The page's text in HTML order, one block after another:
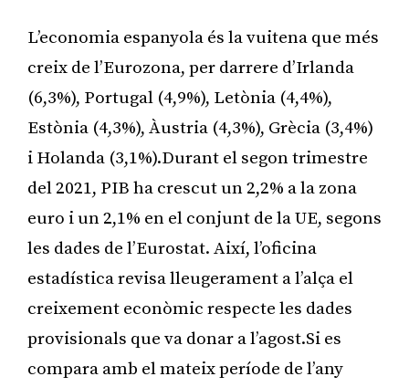
L’economia espanyola és la vuitena que més
creix de l’Eurozona, per darrere d’Irlanda
(6,3%), Portugal (4,9%), Letònia (4,4%),
Estònia (4,3%), Àustria (4,3%), Grècia (3,4%)
i Holanda (3,1%).Durant el segon trimestre
del 2021, PIB ha crescut un 2,2% a la zona
euro i un 2,1% en el conjunt de la UE, segons
les dades de l’Eurostat. Així, l’oficina
estadística revisa lleugerament a l’alça el
creixement econòmic respecte les dades
provisionals que va donar a l’agost.Si es
compara amb el mateix període de l’any